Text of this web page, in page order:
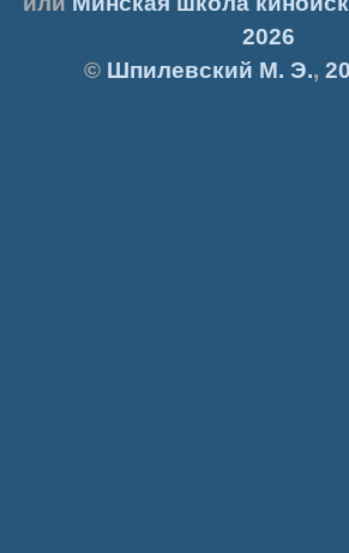
2026
© Шпилевский М. Э.,